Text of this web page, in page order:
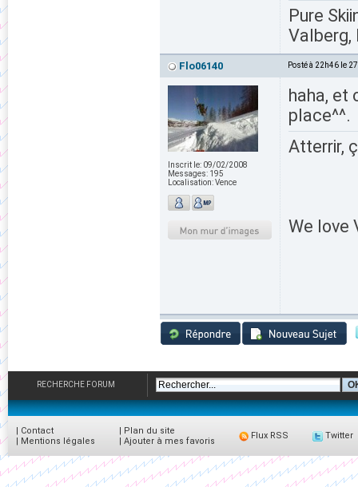
Pure
Valberg,
Flo06140 Posté à 22h46 le
Inscrit le: 09/02/2008
Messages: 195
Localisation:Vence
haha, et
place^^.
Atterrir,
We love
RECHERCHE FORUM
| Contact
| Mentions légales
| Plan du site
| Ajouter à mes favoris
Flux RSS Twitter